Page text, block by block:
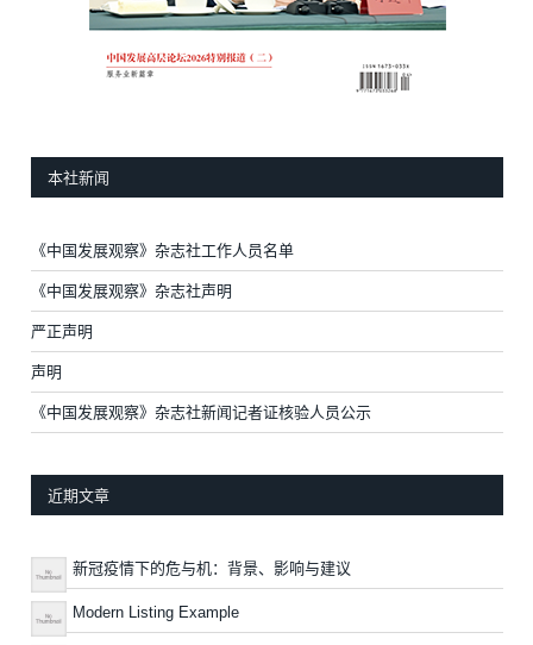
本社新闻
《中国发展观察》杂志社工作人员名单
《中国发展观察》杂志社声明
严正声明
声明
《中国发展观察》杂志社新闻记者证核验人员公示
近期文章
新冠疫情下的危与机：背景、影响与建议
Modern Listing Example